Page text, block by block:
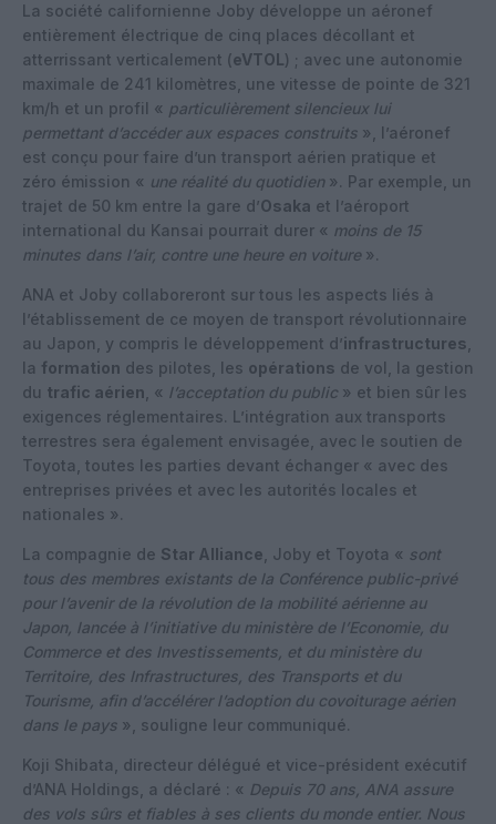
La société californienne Joby développe un aéronef
entièrement électrique de cinq places décollant et
atterrissant verticalement (eVTOL) ; avec une autonomie
maximale de 241 kilomètres, une vitesse de pointe de 321
km/h et un profil « particulièrement silencieux lui
permettant d’accéder aux espaces construits », l’aéronef
est conçu pour faire d’un transport aérien pratique et
zéro émission « une réalité du quotidien ». Par exemple, un
trajet de 50 km entre la gare d’Osaka et l’aéroport
international du Kansai pourrait durer « moins de 15
minutes dans l’air, contre une heure en voiture ».
ANA et Joby collaboreront sur tous les aspects liés à
l’établissement de ce moyen de transport révolutionnaire
au Japon, y compris le développement d’infrastructures
la formation des pilotes, les opérations de vol, la gestion
du trafic aérien , « l’acceptation du public » et bien sûr les
exigences réglementaires. L’intégration aux transports
terrestres sera également envisagée, avec le soutien de
Toyota, toutes les parties devant échanger « avec des
entreprises privées et avec les autorités locales et
nationales ».
La compagnie de Star Alliance , Joby et Toyota « sont
tous des membres existants de la Conférence public-privé
pour l’avenir de la révolution de la mobilité aérienne au
Japon, lancée à l’initiative du ministère de l’Economie, du
Commerce et des Investissements, et du ministère du
Territoire, des Infrastructures, des Transports et du
Tourisme, afin d’accélérer l’adoption du covoiturage aérien
dans le pays », souligne leur communiqué.
Koji Shibata, directeur délégué et vice-président exécutif
d’ANA Holdings, a déclaré : « Depuis 70 ans, ANA assure
des vols sûrs et fiables à ses clients du monde entier. Nous